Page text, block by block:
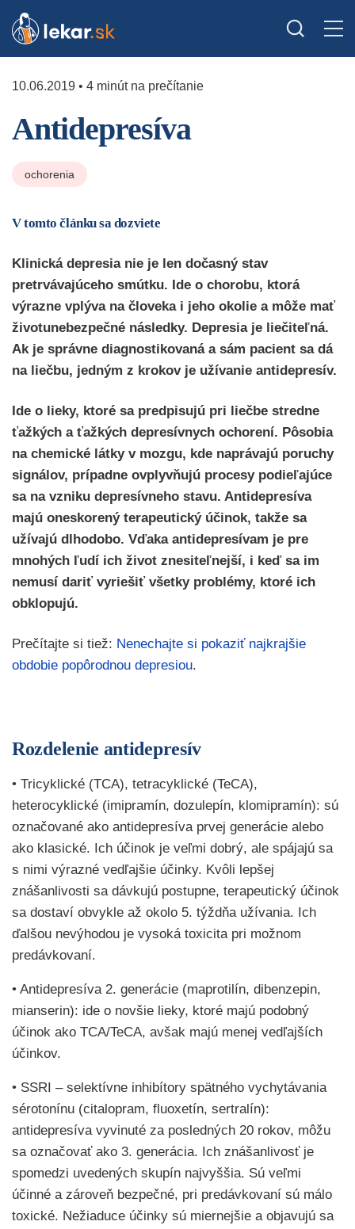
10.06.2019 • 4 minút na prečítanie
Antidepresíva
ochorenia
V tomto článku sa dozviete
Klinická depresia nie je len dočasný stav
pretrvávajúceho smútku. Ide o chorobu, ktorá
výrazne vplýva na človeka i jeho okolie a môže mať
životunebezpečné následky. Depresia je liečiteľná.
Ak je správne diagnostikovaná a sám pacient sa dá
na liečbu, jedným z krokov je užívanie antidepresív.
Ide o lieky, ktoré sa predpisujú pri liečbe stredne
ťažkých a ťažkých depresívnych ochorení. Pôsobia
na chemické látky v mozgu, kde naprávajú poruchy
signálov, prípadne ovplyvňujú procesy podieľajúce
sa na vzniku depresívneho stavu. Antidepresíva
majú oneskorený terapeutický účinok, takže sa
užívajú dlhodobo. Vďaka antidepresívam je pre
mnohých ľudí ich život znesiteľnejší, i keď sa im
nemusí dariť vyriešiť všetky problémy, ktoré ich
obklopujú.
Prečítajte si tiež: Nenechajte si pokaziť najkrajšie
obdobie popôrodnou depresiou.
Rozdelenie antidepresív
• Tricyklické (TCA), tetracyklické (TeCA),
heterocyklické (imipramín, dozulepín, klomipramín): sú
označované ako antidepresíva prvej generácie alebo
ako klasické. Ich účinok je veľmi dobrý, ale spájajú sa
s nimi výrazné vedľajšie účinky. Kvôli lepšej
znášanlivosti sa dávkujú postupne, terapeutický účinok
sa dostaví obvykle až okolo 5. týždňa užívania. Ich
ďalšou nevýhodou je vysoká toxicita pri možnom
predávkovaní.
• Antidepresíva 2. generácie (maprotilín, dibenzepin,
mianserin): ide o novšie lieky, ktoré majú podobný
účinok ako TCA/TeCA, avšak majú menej vedľajších
účinkov.
• SSRI – selektívne inhibítory spätného vychytávania
sérotonínu (citalopram, fluoxetín, sertralín):
antidepresíva vyvinuté za posledných 20 rokov, môžu
sa označovať ako 3. generácia. Ich znášanlivosť je
spomedzi uvedených skupín najvyššia. Sú veľmi
účinné a zároveň bezpečné, pri predávkovaní sú málo
toxické. Nežiaduce účinky sú miernejšie a objavujú sa